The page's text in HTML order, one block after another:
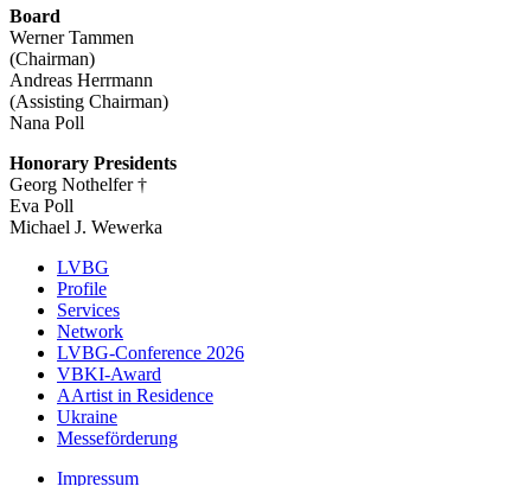
Board
Werner Tammen
(Chairman)
Andreas Herrmann
(Assisting Chairman)
Nana Poll
Honorary Presidents
Georg Nothelfer †
Eva Poll
Michael J. Wewerka
Menu
Association
EN
LVBG
Profile
Services
Network
LVBG-Conference 2026
VBKI-Award
AArtist in Residence
Ukraine
Messeförderung
Impressum